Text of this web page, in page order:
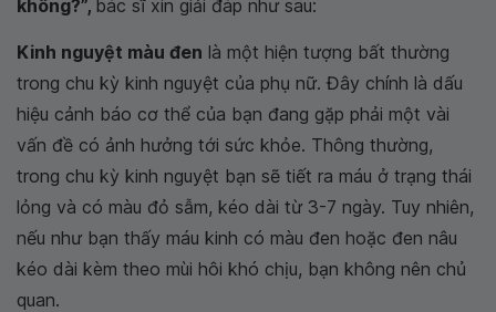
không?”, bác sĩ xin giải đáp như sau:
Kinh nguyệt màu đen là một hiện tượng bất thường
trong chu kỳ kinh nguyệt của phụ nữ. Đây chính là dấu
hiệu cảnh báo cơ thể của bạn đang gặp phải một vài
vấn đề có ảnh hưởng tới sức khỏe. Thông thường,
trong chu kỳ kinh nguyệt bạn sẽ tiết ra máu ở trạng thái
lỏng và có màu đỏ sẫm, kéo dài từ 3-7 ngày. Tuy nhiên,
nếu như bạn thấy máu kinh có màu đen hoặc đen nâu
kéo dài kèm theo mùi hôi khó chịu, bạn không nên chủ
quan.